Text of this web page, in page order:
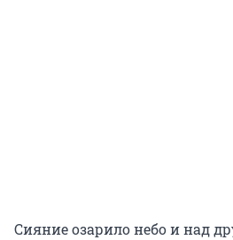
Сияние озарило небо и над